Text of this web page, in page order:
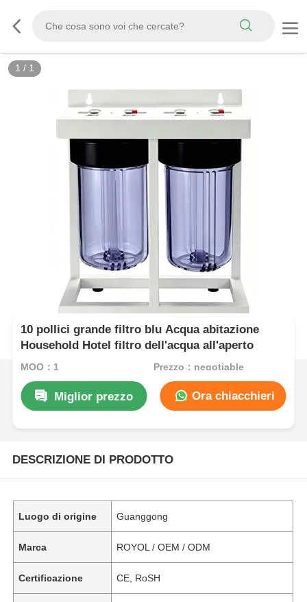
1 / 1
10 pollici grande filtro blu Acqua abitazione
Household Hotel filtro dell'acqua all'aperto
MOQ：1 Prezzo：negotiable
Miglior prezzo Ora chiacchieri
DESCRIZIONE DI PRODOTTO
Luogo di origine Guanggong
Marca ROYOL / OEM / ODM
Certificazione CE, RoSH